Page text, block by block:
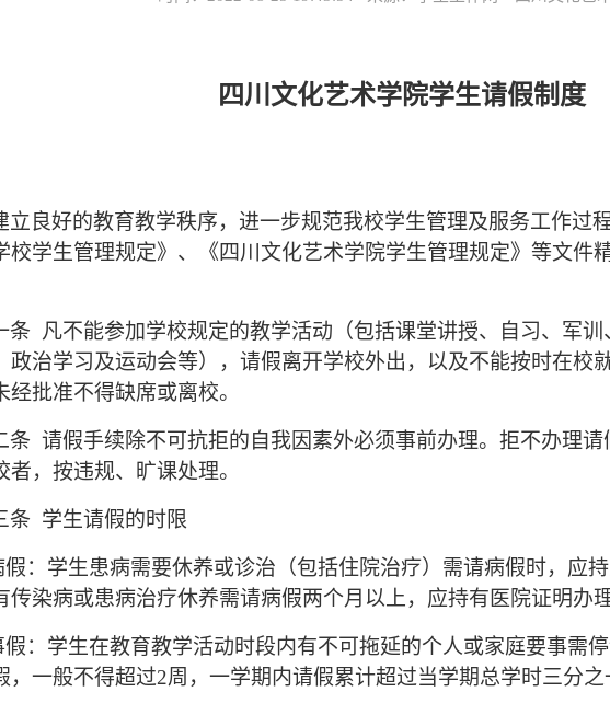
四川文化艺术学院学生请假制度
立良好的教育教学秩序，进一步规范我校学生管理及服务工作过
校学生管理规定》、《四川文化艺术学院学生管理规定》等文件
条 凡不能参加学校规定的教学活动（包括课堂讲授、自习、军
政治学习及运动会等），请假离开学校外出，以及不能按时在校
经批准不得缺席或离校。
条 请假手续除不可抗拒的自我因素外必须事前办理。拒不办理
者，按违规、旷课处理。
条 学生请假的时限
假：学生患病需要休养或诊治（包括住院治疗）需请病假时，应
传染病或患病治疗休养需请病假两个月以上，应持有医院证明办
假：学生在教育教学活动时段内有不可拖延的个人或家庭要事需
，一般不得超过2周，一学期内请假累计超过当学期总学时三分之